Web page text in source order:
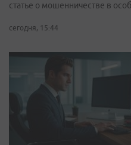
статье о мошенничестве в
сегодня, 15:44